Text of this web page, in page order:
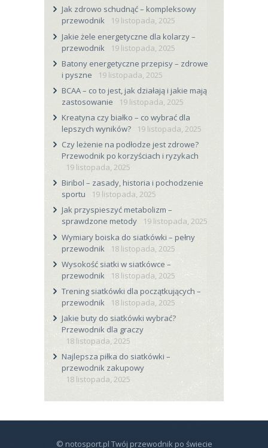
Jak zdrowo schudnąć – kompleksowy
przewodnik
19 listopada, 2025
Jakie żele energetyczne dla kolarzy –
przewodnik
19 listopada, 2025
Batony energetyczne przepisy – zdrowe
i pyszne
19 listopada, 2025
BCAA – co to jest, jak działają i jakie mają
zastosowanie
19 listopada, 2025
Kreatyna czy białko – co wybrać dla
lepszych wyników?
19 listopada, 2025
Czy leżenie na podłodze jest zdrowe?
Przewodnik po korzyściach i ryzykach
19 listopada, 2025
Biribol – zasady, historia i pochodzenie
sportu
19 listopada, 2025
Jak przyspieszyć metabolizm –
sprawdzone metody
19 listopada, 2025
Wymiary boiska do siatkówki – pełny
przewodnik
18 listopada, 2025
Wysokość siatki w siatkówce –
przewodnik
18 listopada, 2025
Trening siatkówki dla początkujących –
przewodnik
18 listopada, 2025
Jakie buty do siatkówki wybrać?
Przewodnik dla graczy
18 listopada, 2025
Najlepsza piłka do siatkówki –
przewodnik zakupowy
18 listopada, 2025
© notosport.pl Twój przewodnik po świecie